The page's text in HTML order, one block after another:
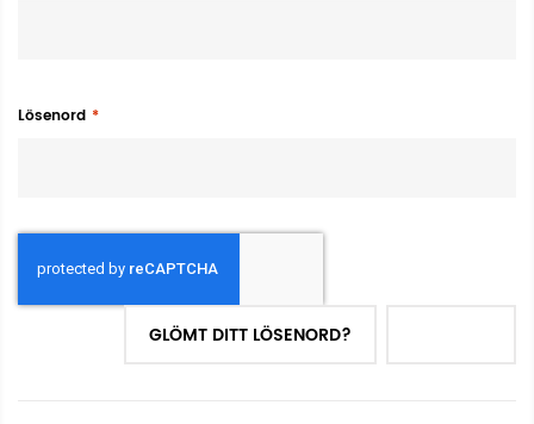
Lösenord
GLÖMT DITT LÖSENORD?